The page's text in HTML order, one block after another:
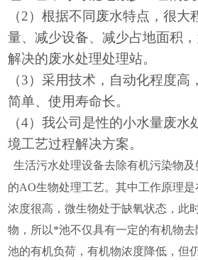
（2）根据不同废水特点，很大
量、减少设备、减少占地面积
解决的废水处理处理站。
（3）采用技术，自动化程度高
简单、使用寿命长。
（4）我公司是性的小水量废水
境工艺过程解决方案。
生活污水处理设备去除有机污染物
的AO生物处理工艺。其中工作原理
浓度很高，微生物处于缺氧状态，此
物，所以*池不仅具有一定的有机物
池的有机负荷，有机物浓度降低，但